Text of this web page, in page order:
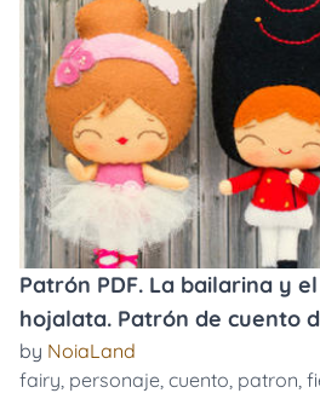
Patrón PDF. La bailarina y
hojalata. Patrón de cuento
by NoiaLand
fairy, personaje, cuento, patron,